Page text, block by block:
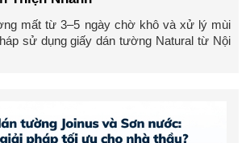
mất từ 3–5 ngày chờ khô và xử lý mùi
sử dụng giấy dán tường Natural từ Nội